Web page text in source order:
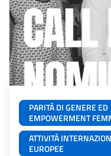
PARITÀ DI GENERE ED
EMPOWERMENT
ATTIVITÀ
EUROPEE